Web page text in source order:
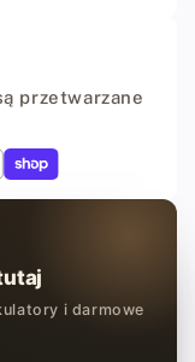
przetwarzane
i darmowe